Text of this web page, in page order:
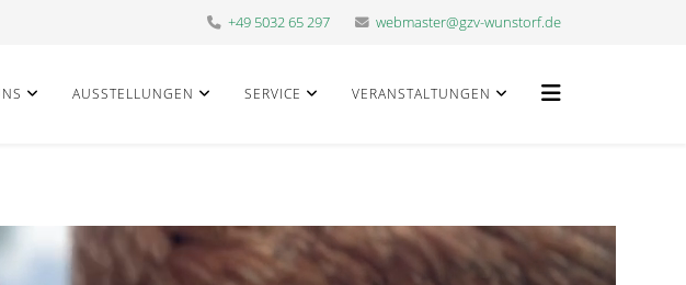
+49 5032 65 297 webmaster@gzv-wunstorf.de
AUSSTELLUNGEN SERVICE VERANSTALTUNGEN